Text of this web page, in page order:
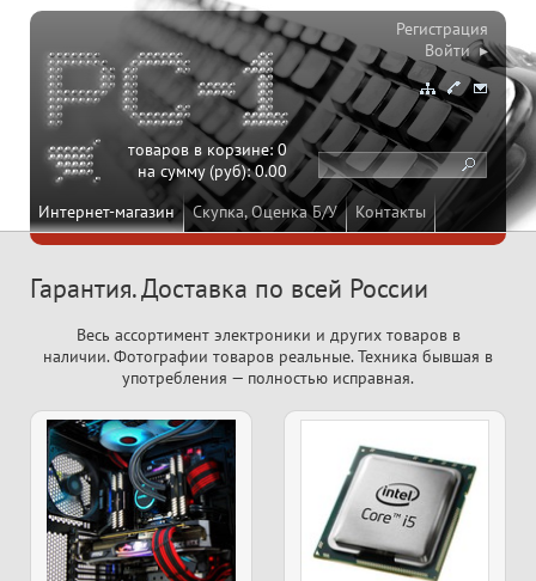
Интернет-магазин Скупка, Оценка Б/У Контакты
товаров в корзине:0
на сумму (руб):0.00
Регистрация
Войти ▸
Гарантия. Доставка по всей России
Весь ассортимент электроники и других товаров в
наличии. Фотографии товаров реальные. Техника бывшая в
употребления — полностью исправная.